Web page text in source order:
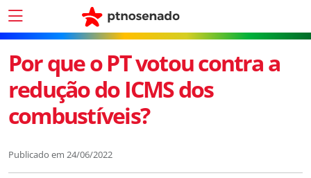
Por que o PT votou contra a
redução do ICMS dos
combustíveis?
Publicado em 24/06/2022